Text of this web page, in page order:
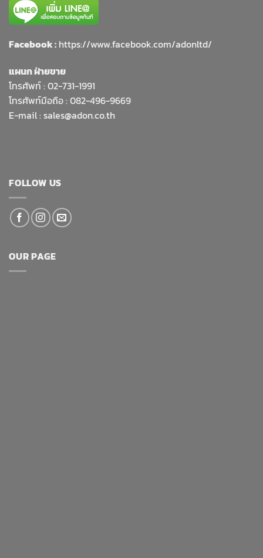
Facebook : https://www.facebook.com/adonltd/
แผนก ฝ่ายขาย
โทรศัพท์ : 02-731-1991
โทรศัพท์มือถือ : 082-496-9669
E-mail : sales@adon.co.th
FOLLOW US
OUR PAGE